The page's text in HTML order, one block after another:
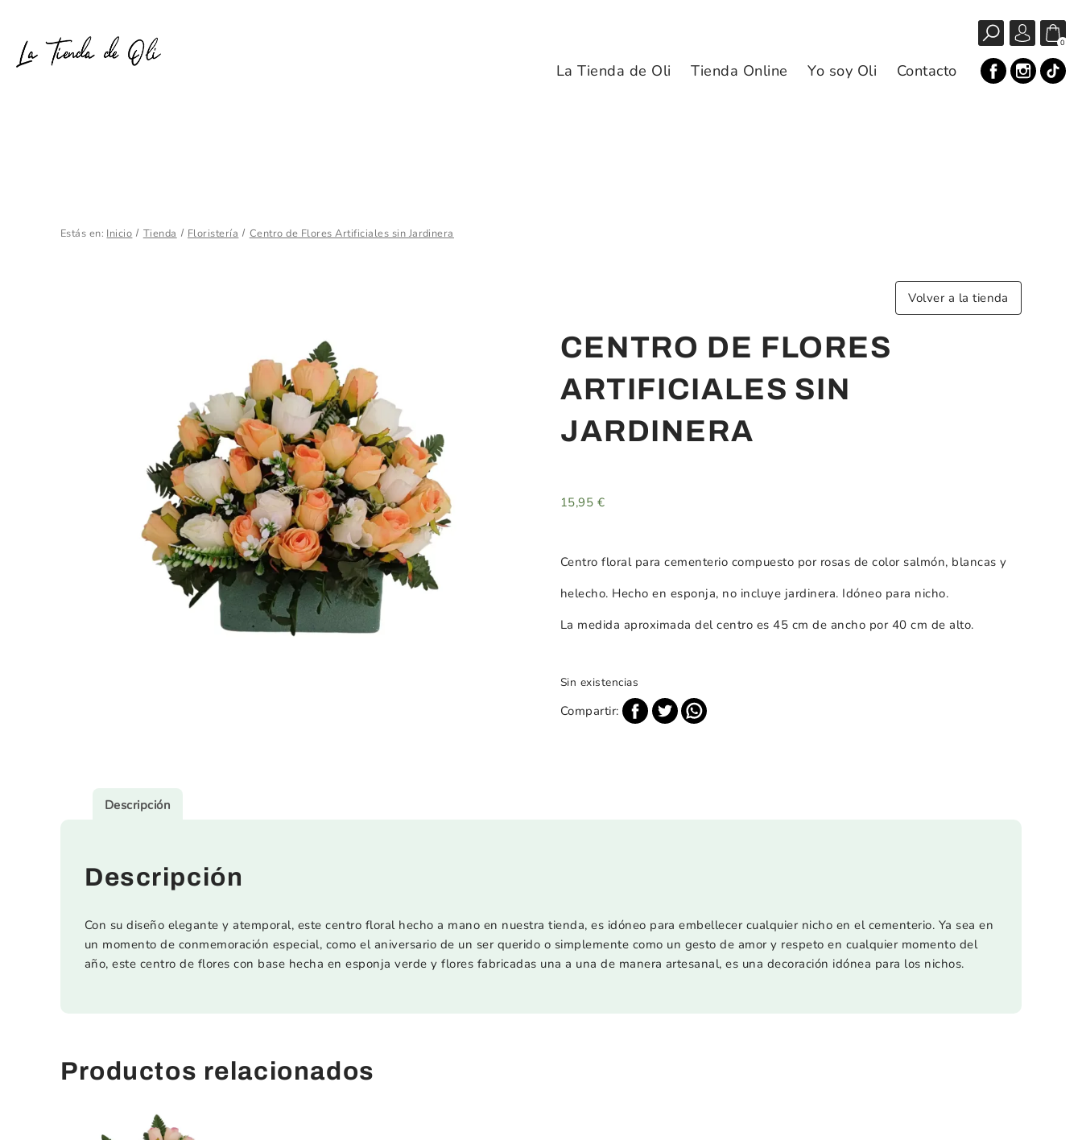
0
La Tienda de Oli Tienda Online Yo soy Oli Contacto
Estás en: Inicio Tienda Floristería Centro de Flores Artificiales sin Jardinera
Volver a la tienda
CENTRO DE FLORES
ARTIFICIALES SIN
JARDINERA
15,95 €
Centro floral para cementerio compuesto por rosas de color salmón, blancas y
helecho. Hecho en esponja, no incluye jardinera. Idóneo para nicho.
La medida aproximada del centro es 45 cm de ancho por 40 cm de alto.
Sin existencias
Compartir:
Descripción
Descripción
Con su diseño elegante y atemporal, este centro floral hecho a mano en nuestra tienda, es idóneo para embellecer cualquier nicho en el cementerio. Ya sea en
un momento de conmemoración especial, como el aniversario de un ser querido o simplemente como un gesto de amor y respeto en cualquier momento del
año, este centro de flores con base hecha en esponja verde y flores fabricadas una a una de manera artesanal, es una decoración idónea para los nichos.
Productos relacionados